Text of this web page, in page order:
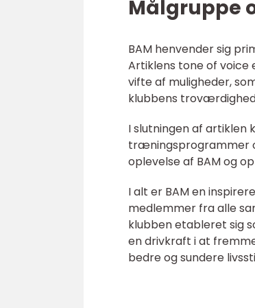
Målgruppe
BAM henvender sig
Artiklens tone of
vifte af muligheder,
klubbens
I slutningen af
træningsprogrammer
oplevelse af BAM og
I alt er BAM en
medlemmer fra alle
klubben etableret sig
en drivkraft i at
bedre og sundere